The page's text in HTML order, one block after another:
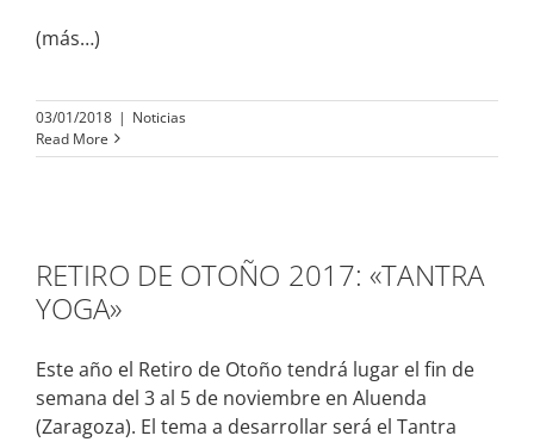
(más…)
03/01/2018 | Noticias
Read More
RETIRO DE OTOÑO 2017: «TANTRA
YOGA»
Este año el Retiro de Otoño tendrá lugar el fin de
semana del 3 al 5 de noviembre en Aluenda
(Zaragoza). El tema a desarrollar será el Tantra